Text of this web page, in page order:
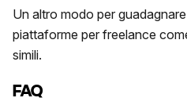
Un altro modo per
piattaforme per freelance
simili.
FAQ